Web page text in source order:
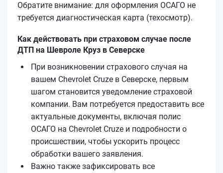
Обратите внимание: для оформления ОСАГО не
требуется диагностическая карта (техосмотр).
Как действовать при страховом случае после
ДТП на Шевроле Круз в Северске
При возникновении страхового случая на
вашем Chevrolet Cruze в Северске, первым
шагом становится уведомление страховой
компании. Вам потребуется предоставить все
актуальные документы, включая полис
ОСАГО на Chevrolet Cruze и подробности о
происшествии, чтобы ускорить процесс
обработки вашего заявления.
Важно также зафиксировать все